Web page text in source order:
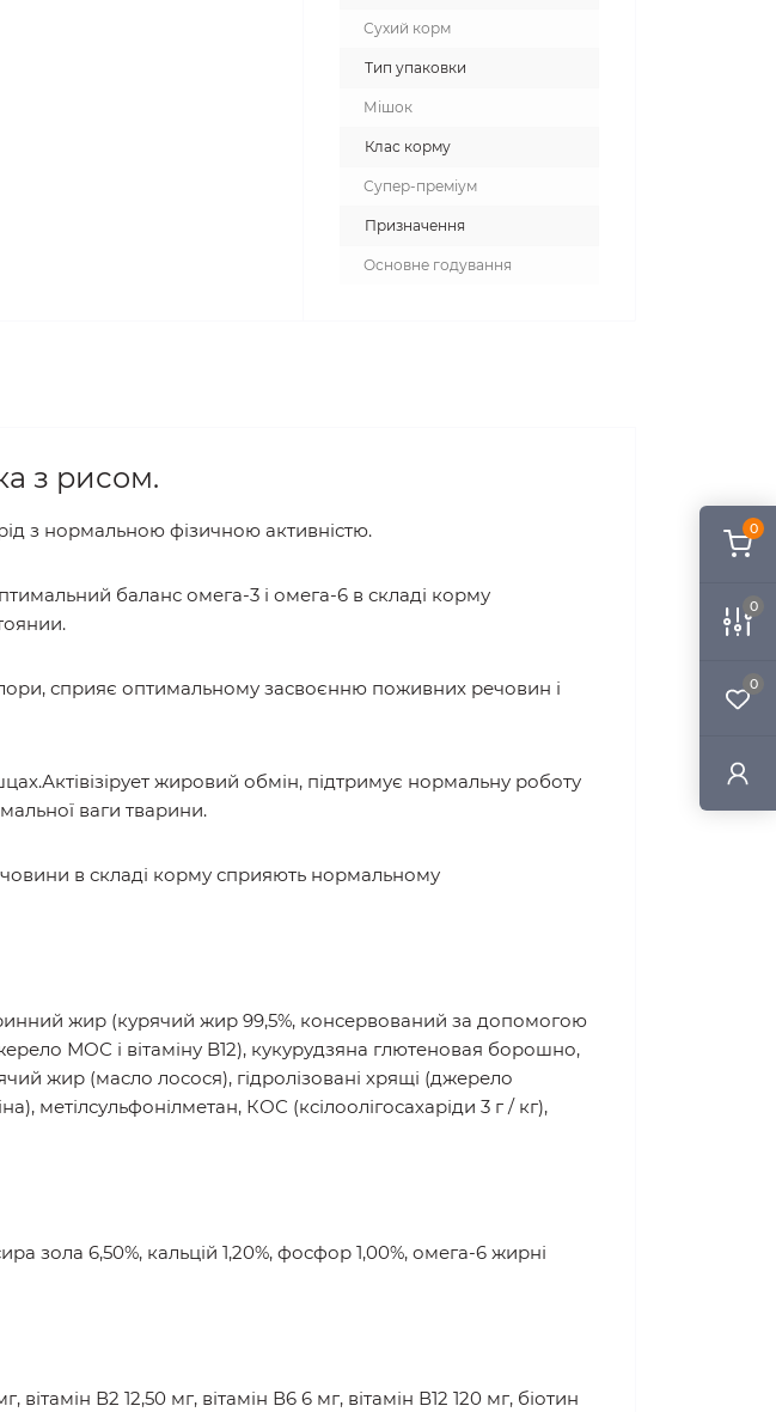
0
0
0
Сухий корм
Тип упаковки
Мішок
Клас корму
Супер-преміум
Призначення
Основне годування
з рисом.
з нормальною фізичною активністю.
баланс омега-3 і омега-6 в складі корму
сприяє оптимальному засвоєнню поживних речовин і
жировий обмін, підтримує нормальну роботу
ваги тварини.
в складі корму сприяють нормальному
жир (курячий жир 99,5%, консервований за допомогою
МОС і вітаміну B12), кукурудзяна глютеновая борошно,
жир (масло лосося), гідролізовані хрящі (джерело
метілсульфонілметан, КОС (ксілоолігосахаріди 3 г / кг),
зола 6,50%, кальцій 1,20%, фосфор 1,00%, омега-6 жирні
В2 12,50 мг, вітамін В6 6 мг, вітамін В12 120 мг, біотин